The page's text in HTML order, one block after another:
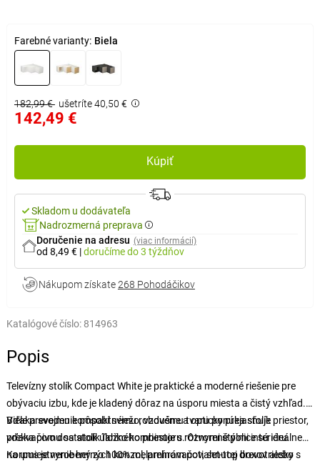
Farebné varianty: Biela
182,99 € ušetríte 40,50 €
142,49 €
Kúpiť
Skladom u dodávateľa
Nadrozmerná preprava
Doručenie na adresu (viac informácií)
od 8,49 € |doručímedo 3 týždňov
Nákupom získate268 Pohodáčikov
Katalógové číslo: 814963
Popis
Televízny stolík Compact White je praktické a moderné riešenie pre
obývaciu izbu, kde je kladený dôraz na úsporu miesta a čistý vzhľad.
Biele prevedenie pôsobí sviežo, vzdušne a opticky prejasňuje priestor,
vďaka čomu sa stolík ľahko kombinuje s rôznymi štýlmi interiéru.
Vďaka svojmu kompaktnému rohovému tvaru ponúka stolík
prekvapivo dostatok úložného priestoru. Otvorené police sú ideálne
na umiestnenie herných konzol, prehrávačov, set-top boxov alebo
Korpus je vyrobený zo 100% melamínom potiahnutej drevotriesky s